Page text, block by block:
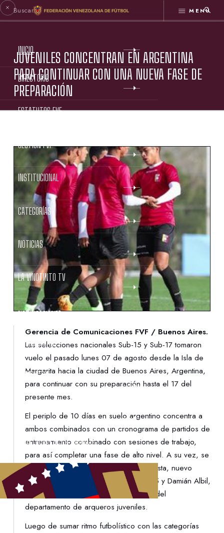
MENÚ
INICIO
DIRECTORIO
ESTATUTOS FVF
GESTIÓN FVF
INSTITUCIONAL
CATEGORÍAS
NOTICIAS
LA VINOTINTO TV
NOTIFICACIONES
NORMATIVAS
CONTACTO
PROTECCIÓN DE LA INFANCIA
JUVENILES CONCENTRAN EN ARGENTINA
PARA CONTINUAR CON UNA NUEVA FASE DE
PREPARACIÓN
Gerencia de Comunicaciones FVF / Buenos Aires.
Las selecciones nacionales Sub-15 y Sub-17 tomaron
vuelo el pasado lunes 07 de agosto desde la Isla de
Margarita hacia la ciudad de Buenos Aires, Argentina,
para continuar con su preparación hasta el 17 del
presente mes.
El periplo de 10 días en suelo argentino concentra a
ambos combinados con un cronograma de partidos de
entrenamiento combinado con sesiones de trabajo,
para así completar una fase de alto nivel. A su vez, se
sumaron a la concentración Nicolas Batista, nuevo
asistente técnico de la selección Sub-15 y Damián Albil,
quien asume el cargo de coordinador del
departamento de arqueros juveniles.
Luego de sumar ritmo futbolístico con las categorías